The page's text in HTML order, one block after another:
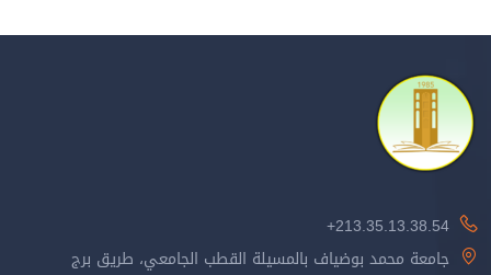
213.35.13.38.54+
جامعة محمد بوضياف بالمسيلة القطب الجامعي، طريق برج